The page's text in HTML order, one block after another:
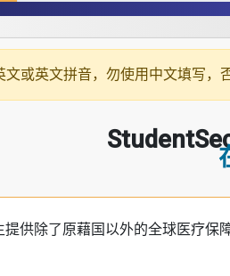
文或英文拼音，勿使用中文填写，
提供除了原藉国以外的全球医疗保